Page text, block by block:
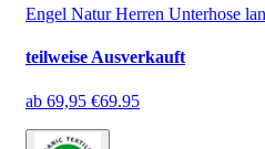
Engel Natur Herren Unterhose
teilweise Ausverkauft
ab 69,95 €69.95